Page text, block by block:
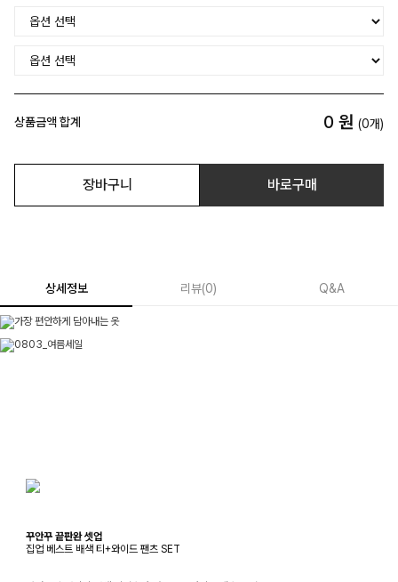
상품금액 합계 0 원 (0개)
장바구니 바로구매
상세정보 리뷰(0) Q&A
꾸안꾸 끝판완 셋업
집업 베스트 배색 티+와이드 팬츠 SET